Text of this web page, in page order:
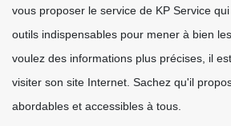
vous proposer le service de KP Service
outils indispensables pour mener à bien
voulez des informations plus précises, il
visiter son site Internet. Sachez qu'il
abordables et accessibles à tous.